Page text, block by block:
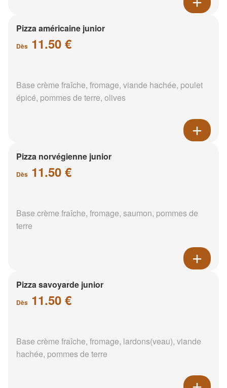
Pizza américaine junior
Dès 11.50 €
Base crème fraîche, fromage, viande hachée, poulet
épicé, pommes de terre, olives
Pizza norvégienne junior
Dès 11.50 €
Base crème fraîche, fromage, saumon, pommes de
terre
Pizza savoyarde junior
Dès 11.50 €
Base crème fraîche, fromage, lardons(veau), viande
hachée, pommes de terre